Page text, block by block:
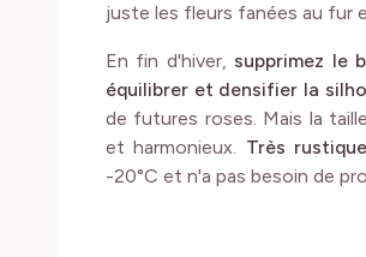
juste les fleurs fanées au fur
En fin d'hiver,supprimez le
équilibrer et densifier la
de futures roses. Mais la
et harmonieux. Très rustique
-20°C et n'a pas besoin de